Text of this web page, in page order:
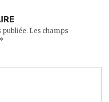
publiée. Les champs